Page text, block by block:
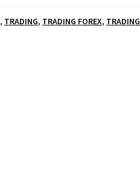
, TRADING, TRADING FOREX, TRADING